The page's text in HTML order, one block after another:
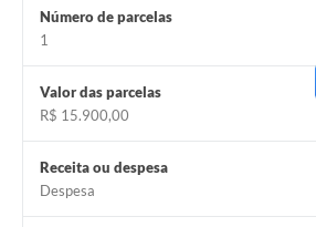
Número de parcelas
1
Valor das parcelas
R$ 15.900,00
Receita ou despesa
Despesa